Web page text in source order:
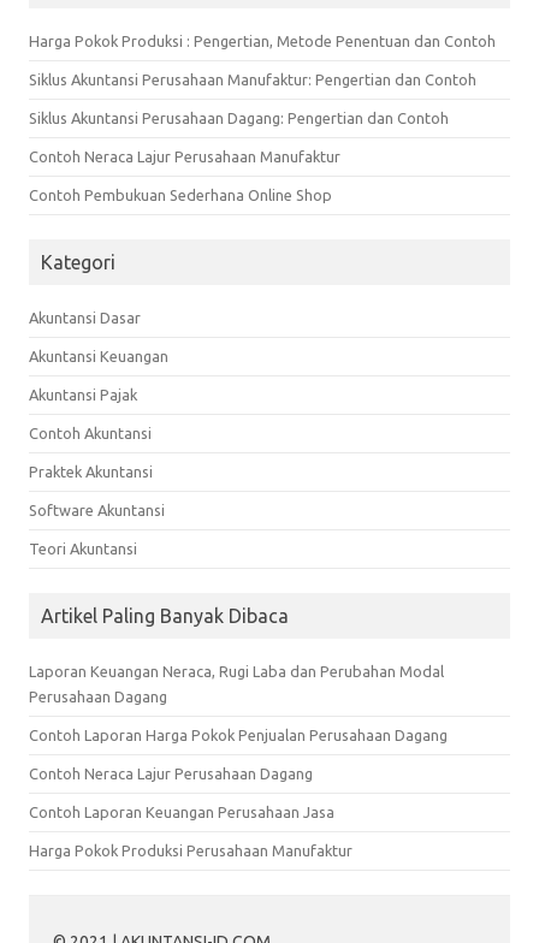
Harga Pokok Produksi : Pengertian, Metode Penentuan dan Contoh
Siklus Akuntansi Perusahaan Manufaktur: Pengertian dan Contoh
Siklus Akuntansi Perusahaan Dagang: Pengertian dan Contoh
Contoh Neraca Lajur Perusahaan Manufaktur
Contoh Pembukuan Sederhana Online Shop
Kategori
Akuntansi Dasar
Akuntansi Keuangan
Akuntansi Pajak
Contoh Akuntansi
Praktek Akuntansi
Software Akuntansi
Teori Akuntansi
Artikel Paling Banyak Dibaca
Laporan Keuangan Neraca, Rugi Laba dan Perubahan Modal
Perusahaan Dagang
Contoh Laporan Harga Pokok Penjualan Perusahaan Dagang
Contoh Neraca Lajur Perusahaan Dagang
Contoh Laporan Keuangan Perusahaan Jasa
Harga Pokok Produksi Perusahaan Manufaktur